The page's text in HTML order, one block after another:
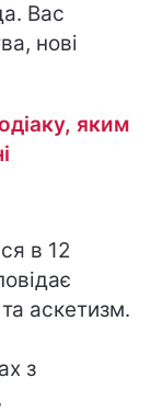
Вас
нові
яким
в 12
аскетизм.
з